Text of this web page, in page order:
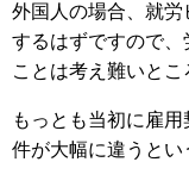
外国人の場合、就
するはずですので、
ことは考え難いとこ
もっとも当初に雇
件が大幅に違うとい